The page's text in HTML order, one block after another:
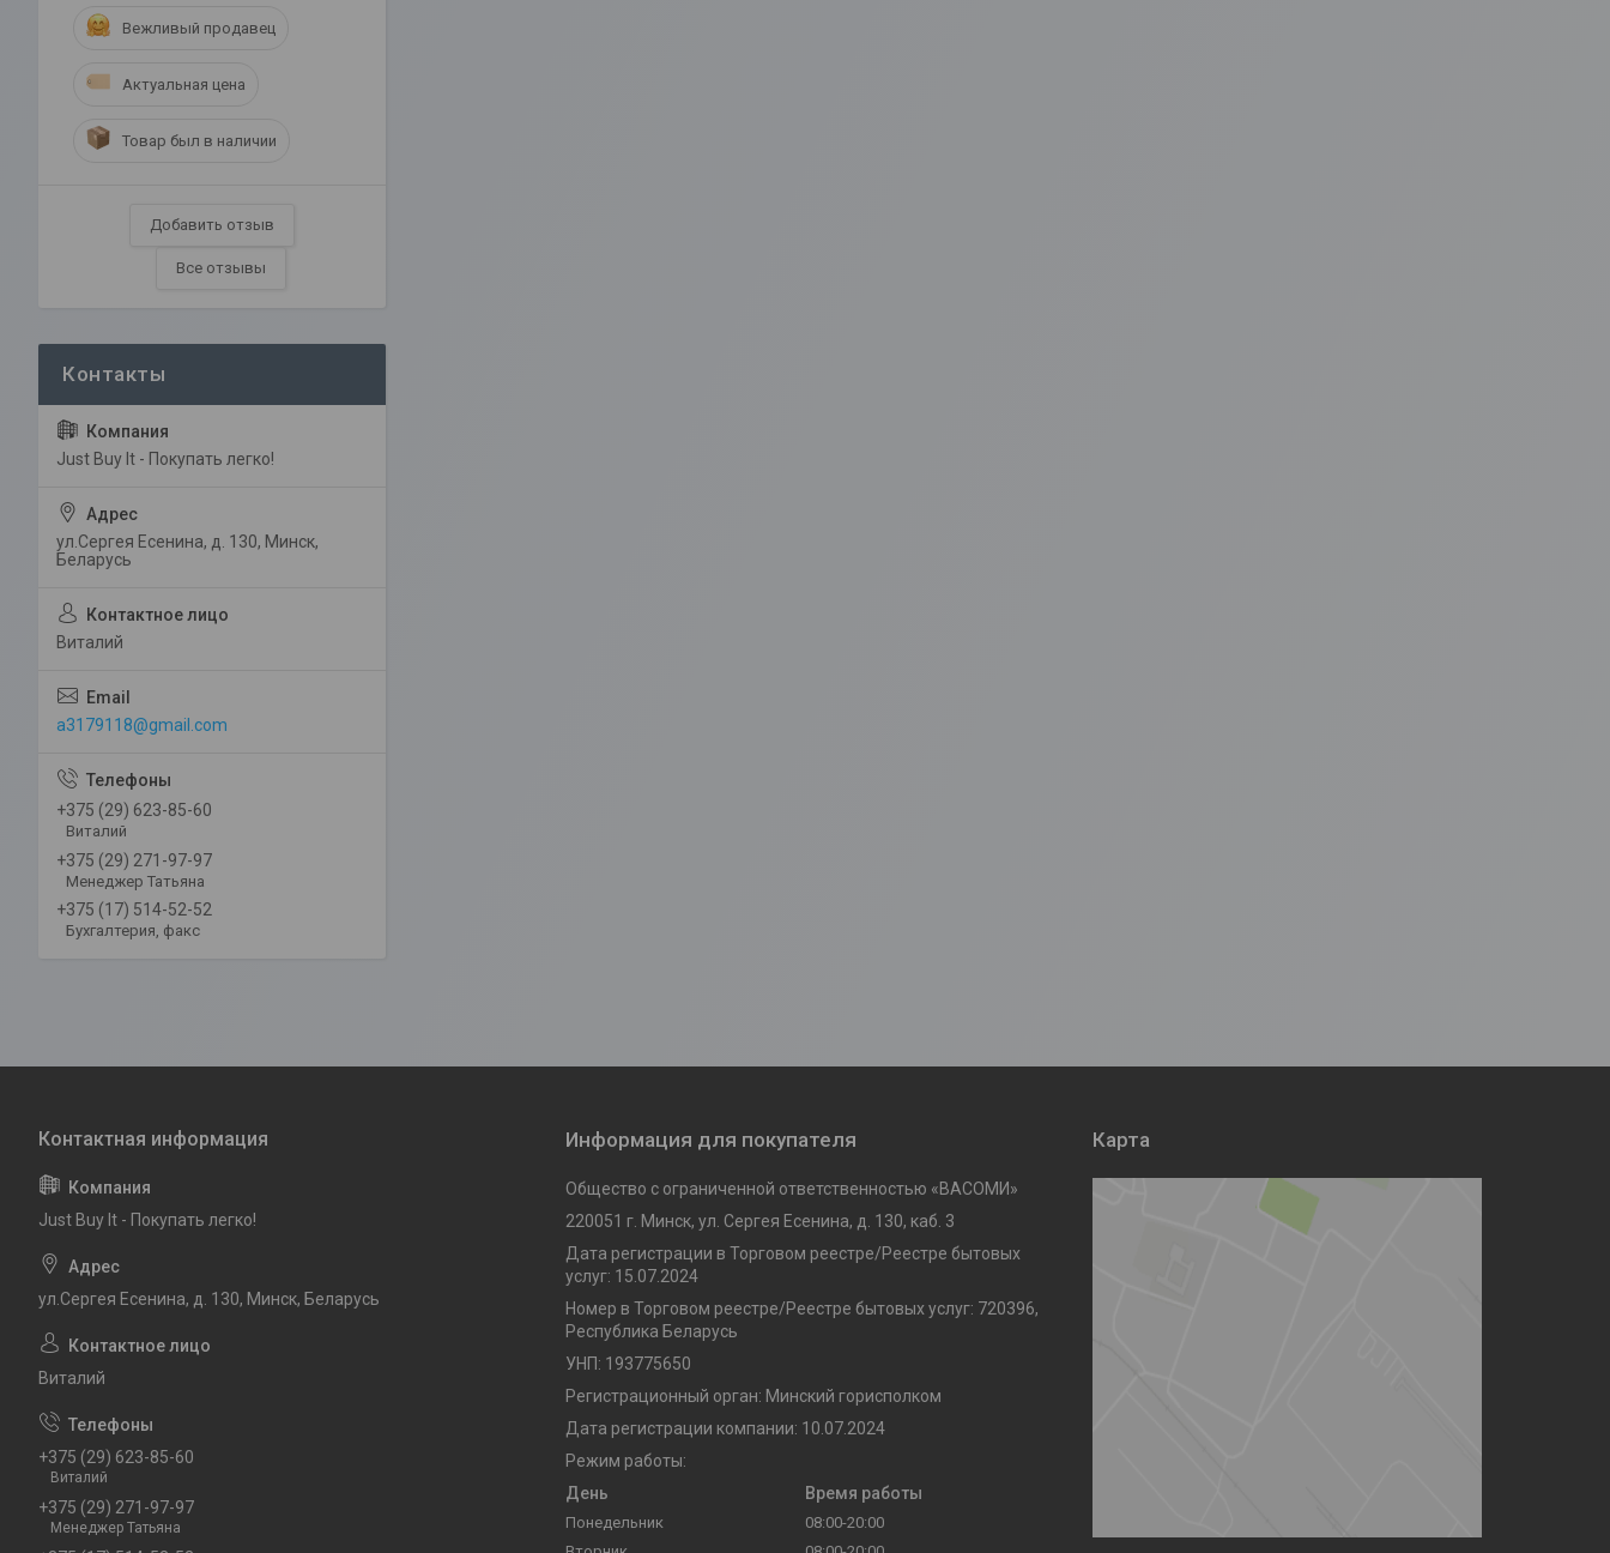
Вежливый продавец
Актуальная цена
Товар был в наличии
Добавить отзыв
Все отзывы
Just Buy It - Покупать легко!
ул.Сергея Есенина, д. 130, Минск,
Беларусь
Виталий
a3179118@gmail.com
+375 (29) 623-85-60
Виталий
+375 (29) 271-97-97
Менеджер Татьяна
+375 (17) 514-52-52
Бухгалтерия, факс
Just Buy It - Покупать легко!
ул.Сергея Есенина, д. 130, Минск, Беларусь
Виталий
+375 (29) 623-85-60
Виталий
+375 (29) 271-97-97
Менеджер Татьяна
Информация для покупателя
Общество с ограниченной ответственностью «ВАСОМИ»
220051 г. Минск, ул. Сергея Есенина, д. 130, каб. 3
Дата регистрации в Торговом реестре/Реестре бытовых
услуг: 15.07.2024
Номер в Торговом реестре/Реестре бытовых услуг: 720396,
Республика Беларусь
УНП: 193775650
Регистрационный орган: Минский горисполком
Дата регистрации компании: 10.07.2024
Режим работы:
День
Время работы
Понедельник
08:00-20:00
Карта